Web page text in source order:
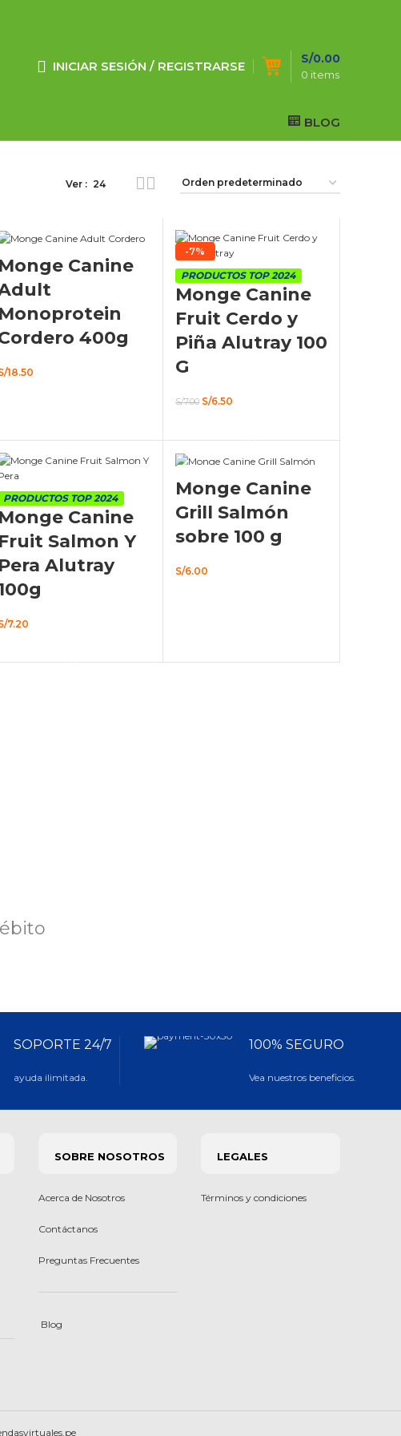
INICIAR SESIÓN / REGISTRARSE
0 items
S/0.00
BLOG
Ver 24
Monge Canine
Monoprotein
400g
18.50
-7%
PRODUCTOS TOP 2024
Monge Canine
Fruit Cerdo y
Piña Alutray 100
G
S/7.00 El
S/6.50El
PRODUCTOS TOP 2024
Monge Canine
Fruit Salmon Y
Pera Alutray
7.20
Monge Canine
Grill Salmón
sobre 100 g
S/6.00
SOPORTE 24/7
ayuda ilimitada.
100% SEGURO
Vea nuestros beneficios.
SOBRE NOSOTROS
Acerca de Nosotros
Contáctanos
Preguntas Frecuentes
Blog
LEGALES
Términos y condiciones